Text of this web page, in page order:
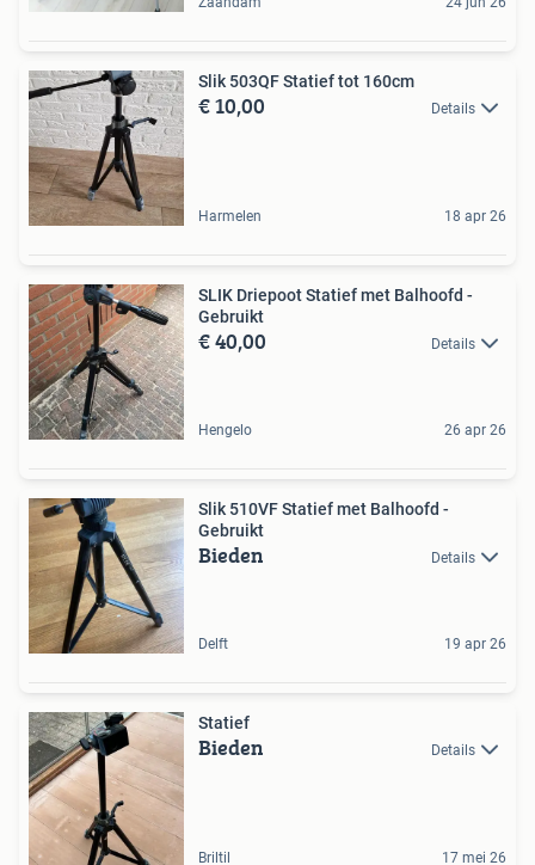
Slik 503QF Statief tot 160cm
€ 10,00 Details
Harmelen 18 apr 26
SLIK Driepoot Statief met Balhoofd -
Gebruikt
€ 40,00 Details
Hengelo 26 apr 26
Slik 510VF Statief met Balhoofd -
Gebruikt
Bieden Details
Delft 19 apr 26
Statief
Bieden Details
Briltil 17 mei 26